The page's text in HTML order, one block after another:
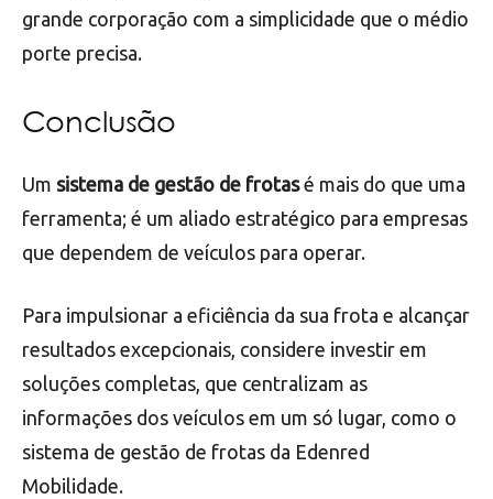
grande corporação com a simplicidade que o médio
porte precisa.
Conclusão
Um sistema de gestão de frotasé mais do que uma
ferramenta; é um aliado estratégico para empresas
que dependem de veículos para operar.
Para impulsionar a eficiência da sua frota e alcançar
resultados excepcionais, considere investir em
soluções completas, que centralizam as
informações dos veículos em um só lugar, como o
sistema de gestão de frotas da Edenred
Mobilidade.